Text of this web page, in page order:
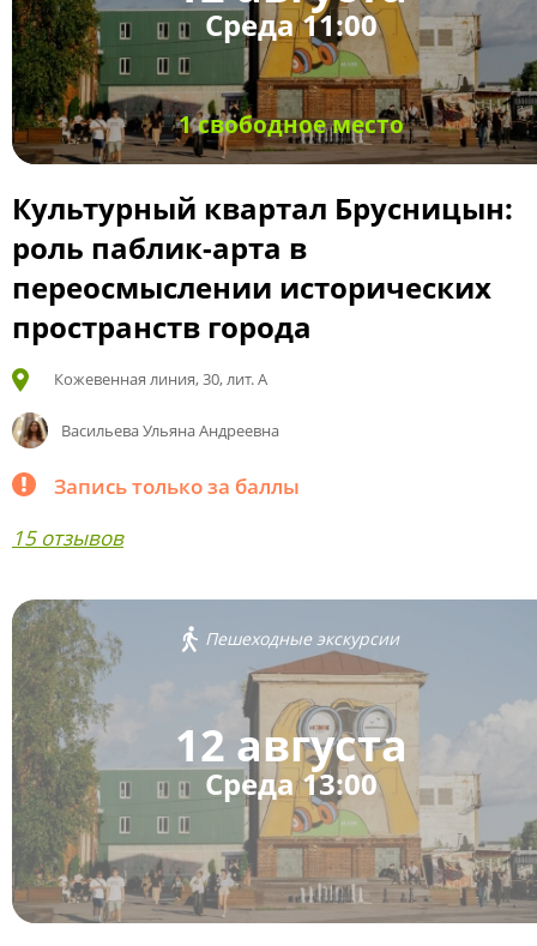
Среда 11:00
1 свободное место
Культурный квартал Брусницын:
роль паблик-арта в
переосмыслении исторических
пространств города
Кожевенная линия, 30, лит. А
Васильева Ульяна Андреевна
Запись только за баллы
15 отзывов
Пешеходные экскурсии
12 августа
Среда 13:00